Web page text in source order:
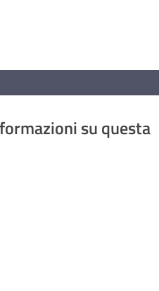
su questa